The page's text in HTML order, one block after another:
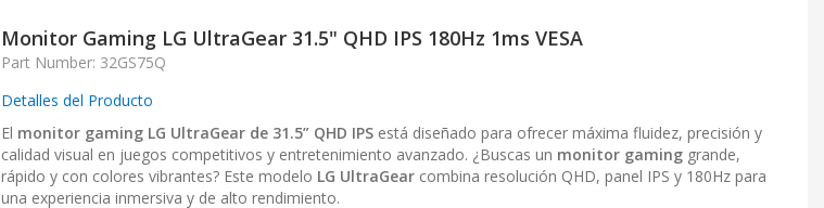
Monitor Gaming LG UltraGear 31.5" QHD IPS 180Hz 1ms VESA
Part Number: 32GS75Q
Detalles del Producto
El monitor gaming LG UltraGear de 31.5” QHD IPS está diseñado para ofrecer máxima fluidez, precisión y
calidad visual en juegos competitivos y entretenimiento avanzado. ¿Buscas un monitor gaming grande,
rápido y con colores vibrantes? Este modelo LG UltraGear combina resolución QHD, panel IPS y 180Hz para
una experiencia inmersiva y de alto rendimiento.